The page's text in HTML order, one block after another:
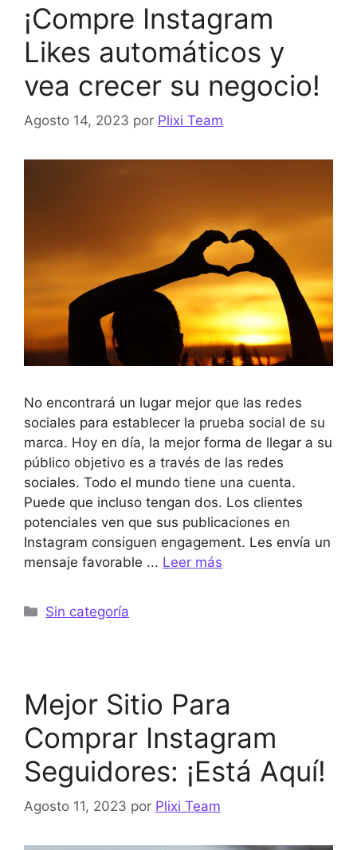
¡Compre Instagram
Likes automáticos y
vea crecer su negocio!
Agosto 14, 2023 por Plixi Team
No encontrará un lugar mejor que las redes
sociales para establecer la prueba social de su
marca. Hoy en día, la mejor forma de llegar a su
público objetivo es a través de las redes
sociales. Todo el mundo tiene una cuenta.
Puede que incluso tengan dos. Los clientes
potenciales ven que sus publicaciones en
Instagram consiguen engagement. Les envía un
mensaje favorable ... Leer más
Categorías
Sin categoría
Mejor Sitio Para
Comprar Instagram
Seguidores: ¡Está Aquí!
Agosto 11, 2023 por Plixi Team